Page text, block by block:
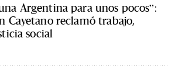
Argentina para unos pocos”:
Cayetano reclamó trabajo,
social